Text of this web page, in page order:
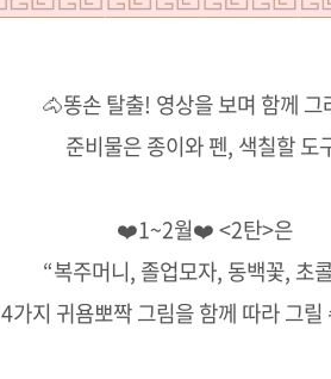
🐴똥손 탈출! 영상을 보며 함께 그
준비물은 종이와 펜, 색칠할 도
❤️1~2월❤️ <2탄>은
“복주머니, 졸업모자, 동백꽃, 초
4가지 귀욤뽀짝 그림을 함께 따라 그릴